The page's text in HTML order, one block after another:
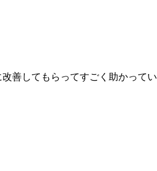
善してもらってすごく助かってい